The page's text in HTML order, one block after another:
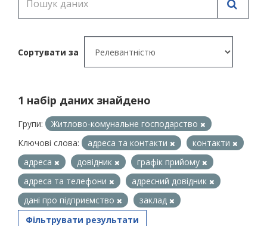
Сортувати за
1 набір даних знайдено
Групи:
Житлово-комунальне господарство
Ключові слова:
адреса та контакти
контакти
адреса
довідник
графік прийому
адреса та телефони
адресний довідник
дані про підприємство
заклад
Фільтрувати результати